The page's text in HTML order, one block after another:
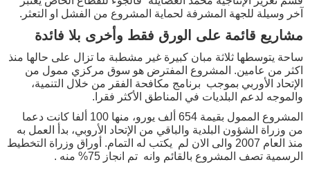
آخر وسيلة للجهة المشرفة لحماية المشروع من الفشل او التعثر.
مشاريع قائمة على الورق فقط وأخرى بلا فائدة
ساحة يتوسطها ثلاثة مبان كبيرة غير مشطبة ما تزال على حالها منذ
اكثر من عامين. المشروع المفترض هو سوق مركزي ممول من
الإتحاد الأوربي بموجب برنامج مكافحة الفقر من خلال التنمية،
والموجه لدعم البلديات في المناطق الأكثر فقرا.
المشروع الممول بقيمة 654 ألف يورو، منها 100 ألفا كانت دعما
من وزراة الشؤون البلدية والباقي من الإتحاد الأروبي، بدأ العمل به
منذ العام 2007 والى الان لم يكتب له التمام. أوراق وزراة التخطيط
الرسمية تصف المشروع بالقائم وانه تم انجاز 75% منه .